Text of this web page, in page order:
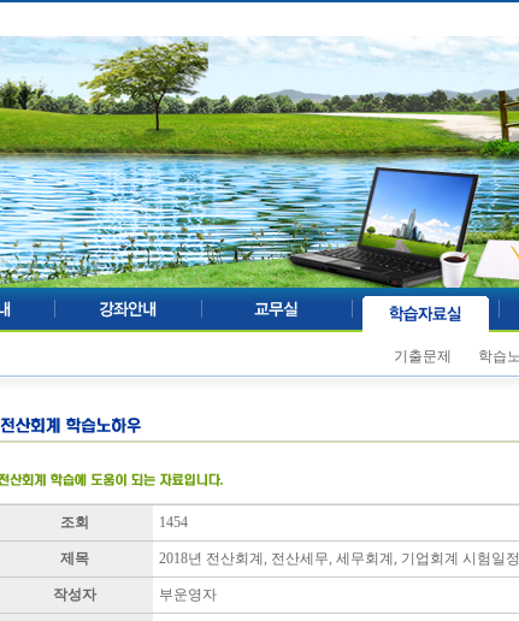
기출문제 학습
조회 1454
제목 2018년 전산회계, 전산세무, 세무회계, 기업회계 시험일정
작성자 부운영자